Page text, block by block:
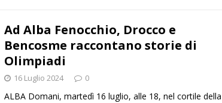
Ad Alba Fenocchio, Drocco e
Bencosme raccontano storie di
Olimpiadi
16 Luglio 2024 0
ALBA Domani, martedì 16 luglio, alle 18, nel cortile della